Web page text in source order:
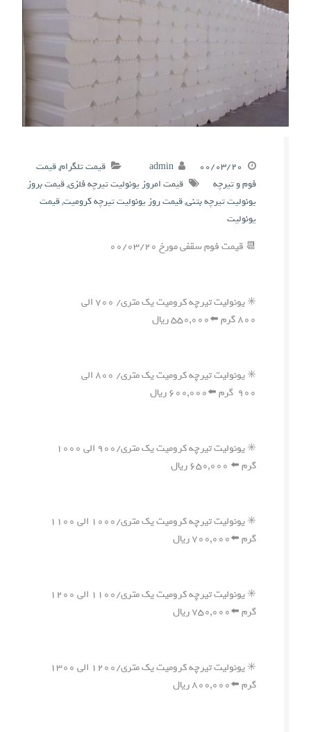
۰۰/۰۳/۲۰ admin قیمت تلگرام,قیمت
فوم و تیرچه
قیمت امروز یونولیت تیرچه فلزی,قیمت بروز
یونولیت تیرچه بتنی,قیمت روز یونولیت تیرچه کرومیت,قیمت
یونولیت
📆 قیمت فوم سقفی مورخ ۰۰/۰۳/۲۰
✳️ یونولیت تیرچه کرومیت یک متری/ ۷۰۰ الی
۸۰۰ گرم ⬅️۵۵۰,۰۰۰ ریال
✳️ یونولیت تیرچه کرومیت یک متری/ ۸۰۰ الی
۹۰۰ گرم ⬅️۶۰۰,۰۰۰ ریال
✳️ یونولیت تیرچه کرومیت یک متری/۹۰۰ الی ۱۰۰۰
گرم ⬅️ ۶۵۰,۰۰۰ ریال
✳️ یونولیت تیرچه کرومیت یک متری/۱۰۰۰ الی ۱۱۰۰
گرم ⬅️۷۰۰,۰۰۰ ریال
✳️ یونولیت تیرچه کرومیت یک متری/۱۱۰۰ الی ۱۲۰۰
گرم ⬅️۷۵۰,۰۰۰ ریال
✳️ یونولیت تیرچه کرومیت یک متری/۱۲۰۰ الی ۱۳۰۰
گرم ⬅️۸۰۰,۰۰۰ ریال